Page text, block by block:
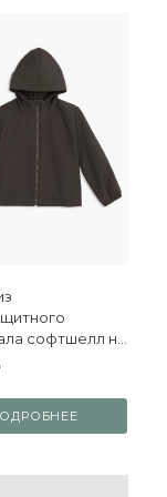
софтшелл на
с капюшоном